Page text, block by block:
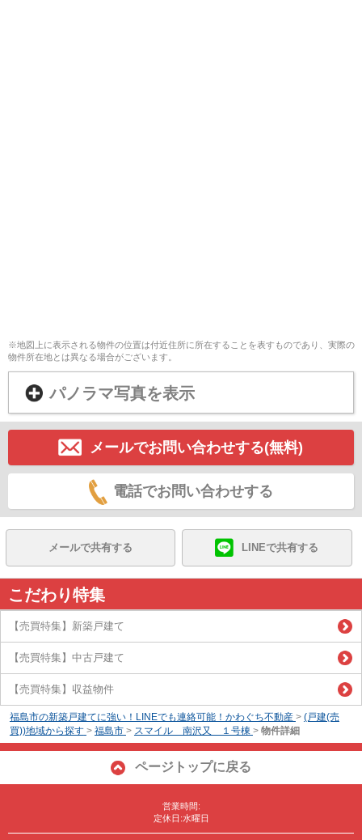
※地図上に表示される物件の位置は付近住所に所在することを表すものであり、実際の
物件所在地とは異なる場合がございます。
パノラマ写真を表示
メールでお問い合わせする(無料)
電話でお問い合わせする
メールで共有する LINEで共有する
こだわり特集
【売買特集】新築戸建て
【売買特集】中古戸建て
【売買特集】収益物件
福島市の新築戸建てに強い！LINEでも連絡可能！かわぐち不動産 > (戸建(売
買))地域から探す > 福島市 > スマイル 南沢又 １号棟 > 物件詳細
ページトップに戻る
営業時間:
定休日:水曜日